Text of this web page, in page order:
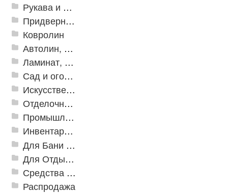
Рукава и шланги промышленные
Придверные решетки
Ковролин
Автолин, Транслин, Линолеум
Ламинат, Кварцвиниловая плитка SPC
Сад и огород
Искусственная трава
Отделочные профили
Промышленный текстиль
Инвентарь для клининга
Для Бани и Сауны
Для Отдыха и Пикника
Средства от насекомых и садовых вредителей
Распродажа